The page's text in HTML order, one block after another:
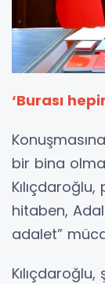
‘Burası
bir bina
hitaben,
adalet”
Kılıçdaroğlu,